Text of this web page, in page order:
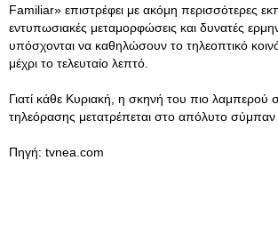
Familiar» επιστρέφει με ακόμη περισσότερες
εντυπωσιακές μεταμορφώσεις και δυνατές
υπόσχονται να καθηλώσουν το τηλεοπτικό
μέχρι το τελευταίο λεπτό.
Γιατί κάθε Κυριακή, η σκηνή του πιο λαμπερού
τηλεόρασης μετατρέπεται στο απόλυτο
Πηγή: tvnea.com